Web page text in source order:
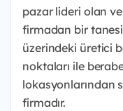
pazar lideri olan
firmadan bir
üzerindeki üretici
noktaları ile
lokasyonlarından
firmadır.